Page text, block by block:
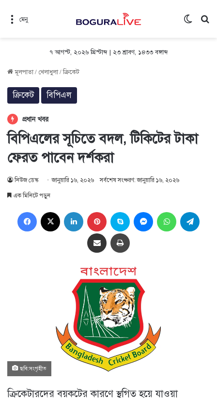
মেনু
৭ আগস্ট, ২০২৬ খ্রিস্টাব্দ| ২৩ শ্রাবণ, ১৪৩৩ বঙ্গাব্দ
মূলপাতা/ খেলাধুলা/ক্রিকেট
ক্রিকেট বিপিএল
প্রধান খবর
বিপিএলের সূচিতে বদল, টিকিটের টাকা
ফেরত পাবেন দর্শকরা
নিউজ ডেস্ক জানুয়ারি ১৬, ২০২৬ সর্বশেষ সংষ্করণ: জানুয়ারি ১৬, ২০২৬
এক মিনিটে পড়ুন
Facebook LinkedIn Pinterest Skype MessengerWhatsApp
Share via Email প্রিন্ট
ছবি:সংগৃহীত
ক্রিকেটারদের বয়কটের কারণে স্থগিত হয়ে যাওয়া